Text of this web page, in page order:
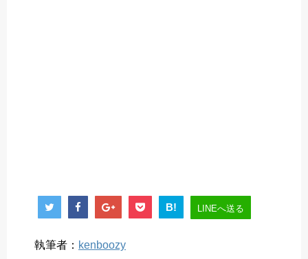
B! LINEへ送る
執筆者： kenboozy